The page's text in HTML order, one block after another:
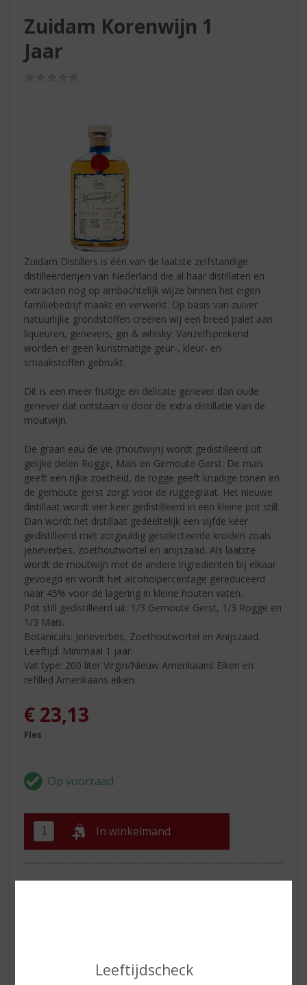
Leeftijdscheck
Zuidam Korenwijn 1
Jaar
Zuidam Distillers is één van de laatste zelfstandige
distilleerderijen van Nederland die al haar distillaten en
extracten nog op ambachtelijk wijze binnen het eigen
familiebedrijf maakt en verwerkt. Op basis van zuiver
natuurlijke grondstoffen creëren wij een breed palet aan
liqueuren, genevers, gin & whisky. Vanzelfsprekend
worden er geen kunstmatige geur-, kleur- en
smaakstoffen gebruikt.
Dit is een meer fruitige en delicate genever dan oude
genever dat ontstaan is door de extra distillatie van de
moutwijn.
De graan eau de vie (moutwijn) wordt gedistilleerd uit
gelijke delen Rogge, Mais en Gemoute Gerst. De mais
geeft een rijke zoetheid, de rogge geeft kruidige tonen en
de gemoute gerst zorgt voor de ruggegraat. Het nieuwe
distillaat wordt vier keer gedistilleerd in een kleine pot still.
Dan wordt het distillaat gedeeltelijk een vijfde keer
gedistilleerd met zorgvuldig geselecteerde kruiden zoals
jeneverbes, zoethoutwortel en anijszaad. Als laatste
wordt de moutwijn met de andere ingrediënten bij elkaar
gevoegd en wordt het alcoholpercentage gereduceerd
naar 45% voor de lagering in kleine houten vaten.
Pot still gedistilleerd uit: 1/3 Gemoute Gerst, 1/3 Rogge en
1/3 Mais.
Botanicals: Jeneverbes, Zoethoutwortel en Anijszaad.
Leeftijd: Minimaal 1 jaar.
Vat type: 200 liter Virgin/Nieuw Amerikaans Eiken en
refilled Amerikaans eiken.
€ 23,13
Fles
In winkelmand
Alcoholpercentage
38% vol